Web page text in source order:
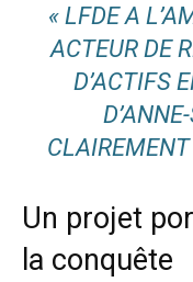
« LFDE A
ACTEUR DE
D’ACTIFS
Un projet
la conquête